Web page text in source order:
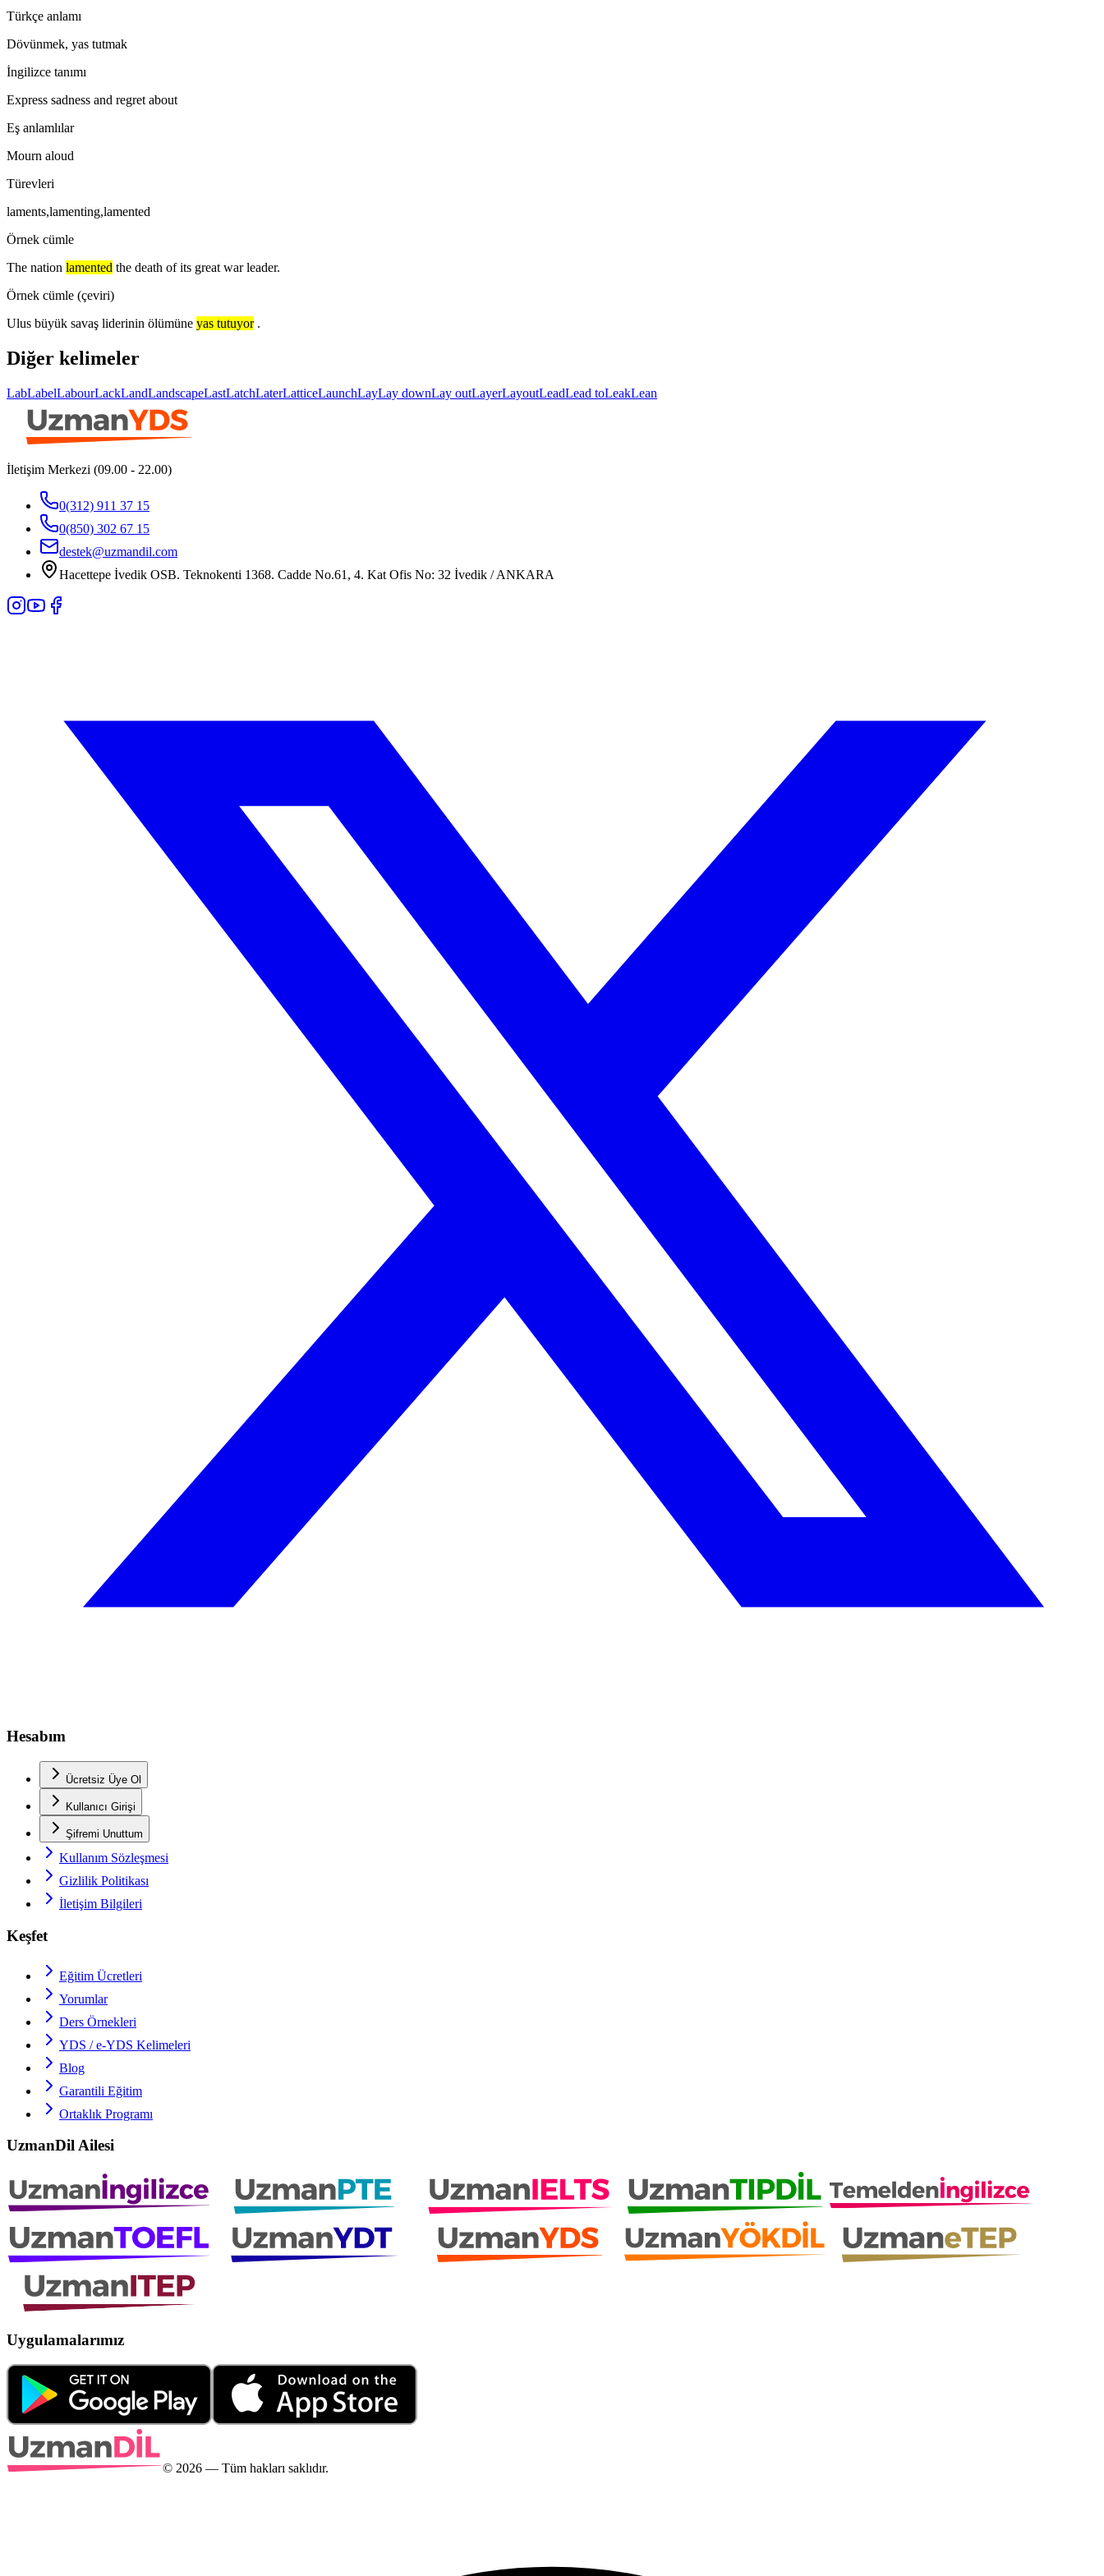
Türkçe anlamı
Dövünmek, yas tutmak
İngilizce tanımı
Express sadness and regret about
Eş anlamlılar
Mourn aloud
Türevleri
laments,lamenting,lamented
Örnek cümle
The nation lamented the death of its great war leader.
Örnek cümle (çeviri)
Ulus büyük savaş liderinin ölümüne yas tutuyor .
Diğer kelimeler
LabLabelLabourLackLandLandscapeLastLatchLaterLatticeLaunchLayLay downLay outLayerLayoutLeadLead toLeakLean
İletişim Merkezi (09.00 - 22.00)
0(312) 911 37 15
0(850) 302 67 15
destek@uzmandil.com
Hacettepe İvedik OSB. Teknokenti 1368. Cadde No.61, 4. Kat Ofis No: 32 İvedik / ANKARA
Hesabım
Ücretsiz Üye Ol
Kullanıcı Girişi
Şifremi Unuttum
Kullanım Sözleşmesi
Gizlilik Politikası
İletişim Bilgileri
Keşfet
Eğitim Ücretleri
Yorumlar
Ders Örnekleri
YDS / e-YDS Kelimeleri
Blog
Garantili Eğitim
Ortaklık Programı
UzmanDil Ailesi
Uygulamalarımız
© 2026 — Tüm hakları saklıdır.